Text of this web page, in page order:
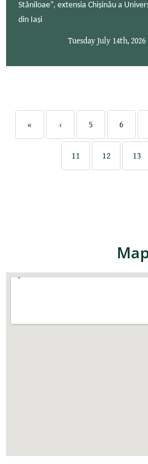
Stăniloae”, extensia Chișinău a
din Iași
Tuesday July 14th, 2026
« ‹ 5 6
11 12 13